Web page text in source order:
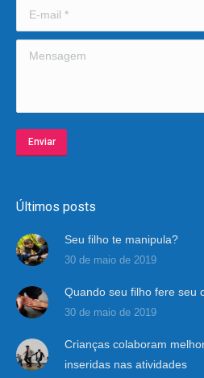
E-mail *
Mensagem
Enviar
Últimos posts
Seu filho te manipula?
30 de maio de 2019
Quando seu filho fere seu
30 de maio de 2019
Crianças colaboram
inseridas nas atividades